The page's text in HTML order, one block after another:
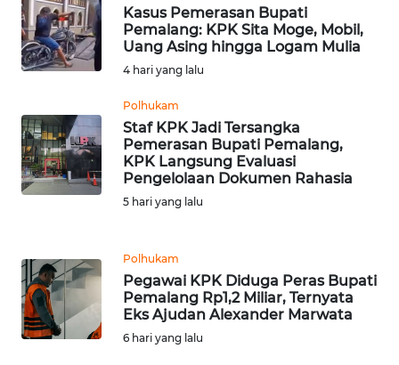
Kasus Pemerasan Bupati
Pemalang: KPK Sita Moge, Mobil,
Uang Asing hingga Logam Mulia
4 hari yang lalu
Polhukam
Staf KPK Jadi Tersangka
Pemerasan Bupati Pemalang,
KPK Langsung Evaluasi
Pengelolaan Dokumen Rahasia
5 hari yang lalu
Polhukam
Pegawai KPK Diduga Peras Bupati
Pemalang Rp1,2 Miliar, Ternyata
Eks Ajudan Alexander Marwata
6 hari yang lalu
PENDIDIKAN
OLAHRAGA
OPINI
EDITORIAL
BERITA
KONTAK
KAMI